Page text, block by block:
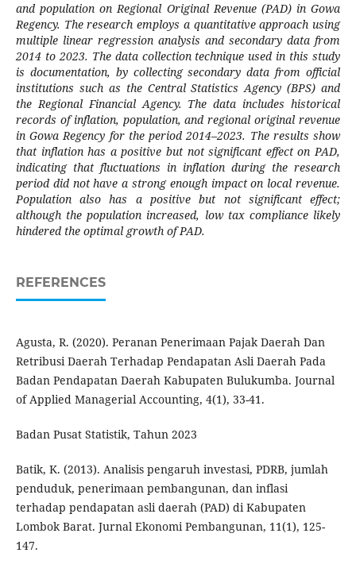
and population on Regional Original Revenue (PAD) in Gowa
Regency. The research employs a quantitative approach using
multiple linear regression analysis and secondary data from
2014 to 2023. The data collection technique used in this study
is documentation, by collecting secondary data from official
institutions such as the Central Statistics Agency (BPS) and
the Regional Financial Agency. The data includes historical
records of inflation, population, and regional original revenue
in Gowa Regency for the period 2014–2023. The results show
that inflation has a positive but not significant effect on PAD,
indicating that fluctuations in inflation during the research
period did not have a strong enough impact on local revenue.
Population also has a positive but not significant effect;
although the population increased, low tax compliance likely
hindered the optimal growth of PAD.
REFERENCES
Agusta, R. (2020). Peranan Penerimaan Pajak Daerah Dan
Retribusi Daerah Terhadap Pendapatan Asli Daerah Pada
Badan Pendapatan Daerah Kabupaten Bulukumba. Journal
of Applied Managerial Accounting, 4(1), 33-41.
Badan Pusat Statistik, Tahun 2023
Batik, K. (2013). Analisis pengaruh investasi, PDRB, jumlah
penduduk, penerimaan pembangunan, dan inflasi
terhadap pendapatan asli daerah (PAD) di Kabupaten
Lombok Barat. Jurnal Ekonomi Pembangunan, 11(1), 125-
147.